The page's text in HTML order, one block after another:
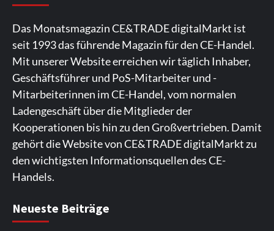
6
CHERRY baut Vertriebsteam in
strategisch wichtigen Märkten aus
7
Smart Living Top Story
Verbraucher setzen immer mehr auf
Klimageräte und Ventilatoren
Das Monatsmagazin CE&TRADE digitalMarkt ist
seit 1993 das führende Magazin für den CE-Handel.
Mit unserer Website erreichen wir täglich Inhaber,
Geschäftsführer und PoS-Mitarbeiter und -
Mitarbeiterinnen im CE-Handel, vom normalen
Ladengeschäft über die Mitglieder der
Kooperationen bis hin zu den Großvertrieben. Damit
gehört die Website von CE&TRADE digitalMarkt zu
den wichtigsten Informationsquellen des CE-
Handels.
Plattform bietet Casinospiele und verschiedene
komfortables Spielerlebnis. Die App ermöglicht
regelmäßig. Die Plattform bietet farbenfrohe
Die Gaming-Plattform bietet eine große Auswahl an
Spielautomaten. Die Benutzeroberfläche ist auf eine
Ein weiterer Ort, an dem man Spielautomaten
entdecken kann, ist. Die Seite legt den Schwerpunkt
Neueste Beiträge